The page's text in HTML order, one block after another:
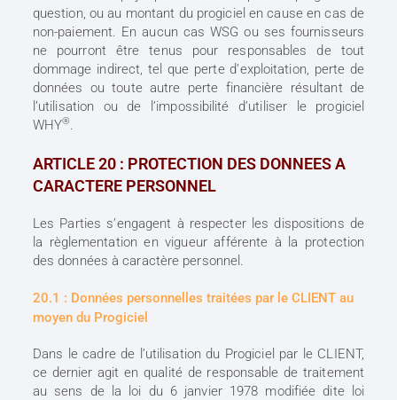
question, ou au montant du progiciel en cause en cas de
non-paiement. En aucun cas WSG ou ses fournisseurs
ne pourront être tenus pour responsables de tout
dommage indirect, tel que perte d’exploitation, perte de
données ou toute autre perte financière résultant de
l’utilisation ou de l’impossibilité d’utiliser le progiciel
WHY®
ARTICLE 20 : PROTECTION DES DONNEES A
CARACTERE PERSONNEL
Les Parties s’engagent à respecter les dispositions de
la règlementation en vigueur afférente à la protection
des données à caractère personnel.
20.1 : Données personnelles traitées par le CLIENT au
moyen du Progiciel
Dans le cadre de l’utilisation du Progiciel par le CLIENT,
ce dernier agit en qualité de responsable de traitement
au sens de la loi du 6 janvier 1978 modifiée dite loi